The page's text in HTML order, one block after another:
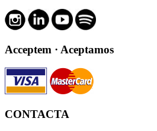
Acceptem · Aceptamos
CONTACTA